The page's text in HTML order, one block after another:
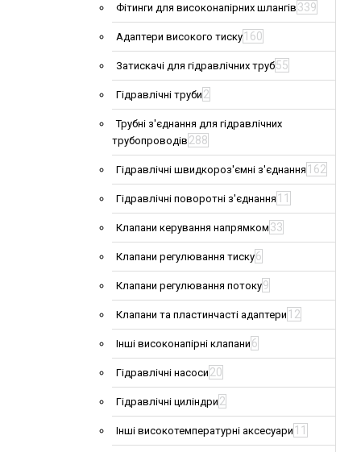
Фітинги для високонапірних шлангів 339
Адаптери високого тиску 160
Затискачі для гідравлічних труб55
Гідравлічні труби 2
Трубні з'єднання для гідравлічних
трубопроводів 288
Гідравлічні швидкороз'ємні з'єднання 162
Гідравлічні поворотні з'єднання 11
Клапани керування напрямком 33
Клапани регулювання тиску6
Клапани регулювання потоку9
Клапани та пластинчасті адаптери 12
Інші високонапірні клапани 6
Гідравлічні насоси 20
Гідравлічні циліндри 2
Інші високотемпературні аксесуари 11